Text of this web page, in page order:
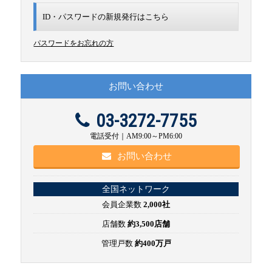
ID・パスワードの新規発行はこちら
パスワードをお忘れの方
お問い合わせ
03-3272-7755
電話受付｜AM9:00～PM6:00
お問い合わせ
全国ネットワーク
会員企業数 2,000社
店舗数 約3,500店舗
管理戸数 約400万戸